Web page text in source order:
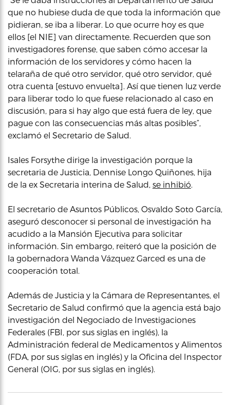
que no hubiese duda de que toda la información que
pidieran, se iba a liberar. Lo que ocurre hoy es que
ellos [el NIE] van directamente. Recuerden que son
investigadores forense, que saben cómo accesar la
información de los servidores y cómo hacen la
telaraña de qué otro servidor, qué otro servidor, qué
otra cuenta [estuvo envuelta]. Así que tienen luz verde
para liberar todo lo que fuese relacionado al caso en
discusión, para si hay algo que está fuera de ley, que
pague con las consecuencias más altas posibles”,
exclamó el Secretario de Salud.
Isales Forsythe dirige la investigación porque la
secretaria de Justicia, Dennise Longo Quiñones, hija
de la ex Secretaria interina de Salud, se inhibió.
El secretario de Asuntos Públicos, Osvaldo Soto García,
aseguró desconocer si personal de investigación ha
acudido a la Mansión Ejecutiva para solicitar
información. Sin embargo, reiteró que la posición de
la gobernadora Wanda Vázquez Garced es una de
cooperación total.
Además de Justicia y la Cámara de Representantes, el
Secretario de Salud confirmó que la agencia está bajo
investigación del Negociado de Investigaciones
Federales (FBI, por sus siglas en inglés), la
Administración federal de Medicamentos y Alimentos
(FDA, por sus siglas en inglés) y la Oficina del Inspector
General (OIG, por sus siglas en inglés).